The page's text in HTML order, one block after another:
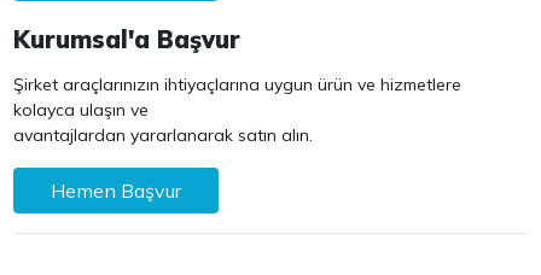
Kurumsal'a Başvur
Şirket araçlarınızın ihtiyaçlarına uygun ürün ve hizmetlere
kolayca ulaşın ve
avantajlardan yararlanarak satın alın.
Hemen Başvur